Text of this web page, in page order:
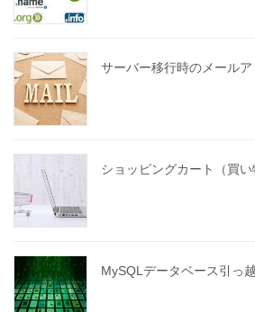
サーバー移行時のメール
ショッピングカート（買
MySQLデータベース引っ